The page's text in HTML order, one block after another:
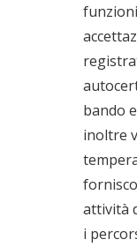
bando
inoltre
attività
i